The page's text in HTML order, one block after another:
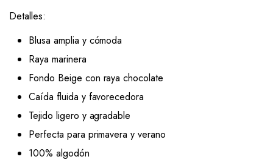
Detalles:
Blusa amplia y cómoda
Raya marinera
Fondo Beige con raya chocolate
Caída fluida y favorecedora
Tejido ligero y agradable
Perfecta para primavera y verano
100% algodón